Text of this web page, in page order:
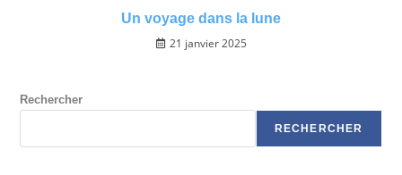
Un voyage dans la lune
21 janvier 2025
Rechercher
RECHERCHER